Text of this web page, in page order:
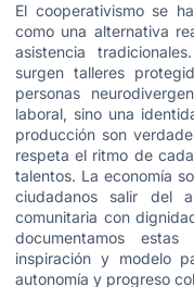
El cooperativismo se
como una alternativa
asistencia
surgen talleres
personas
laboral, sino una
producción son
respeta el ritmo de
talentos. La economía
ciudadanos salir del
comunitaria con
documentamos
inspiración y modelo
autonomía y progreso